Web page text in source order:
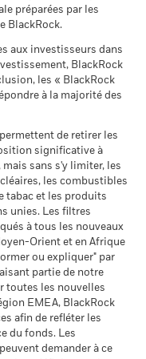
de référence (%)
2019 2020 2021
0,2
pas des
être le seul facteur
produit. Les données
de l’actif net (VAN)
de marché de l’ETF.
des
de la VAN.
UEDD NA
les informations
dans un délai
que les performances
pourront être rendues
varier à la hausse ou à
risque de perte si
titres ne soient
du marché, la valeur
la valeur des titres
obtenir après
moyen
obtenir après
moyen
obtenir après
moyen
vous pourriez obtenir
AA
Money Market USD
> 2,0-2,5 °C
99,60
0,00%
0,00%
0,00%
90,62%
- ISUEDDTTL
(French -
(English)
(French - France)
- Country
préparées par les
BlackRock.
aux investisseurs dans
BlackRock
les « BlackRock
à la majorité des
de retirer les
significative à
sans s'y limiter, les
les combustibles
tabac et les produits
unies. Les filtres
à tous les nouveaux
Orient et en Afrique
ou expliquer" par
partie de notre
toutes les nouvelles
EMEA, BlackRock
afin de refléter les
du fonds. Les
demander à ce